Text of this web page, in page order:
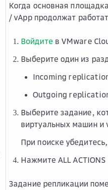
Когда основная
/ vApp продолжат
Войдите в VMware
Выберите один из
Incoming
Outgoing
Выберите задание,
виртуальных машин и
При поиске
Нажмите ALL
Задание репликации